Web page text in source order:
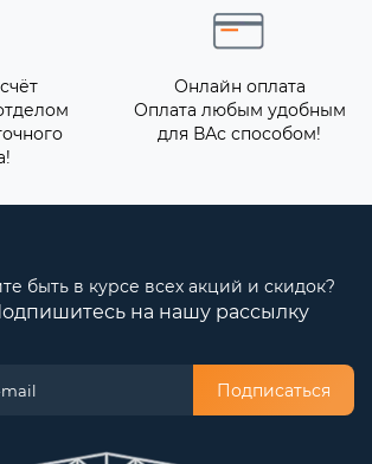
Онлайн оплата
Оплата любым удобным
для ВАс способом!
быть в курсе всех акций и скидок?
на нашу рассылку
Подписаться